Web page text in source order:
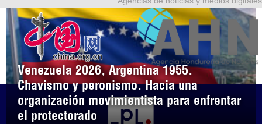
Venezuela 2026, Argentina 1955.
Chavismo y peronismo. Hacia una
organización movimientista para enfrentar
el protectorado